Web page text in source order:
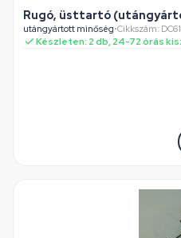
Rugó, üsttartó
utángyártott minőség•Cikkszám:
Készleten: 2 db, 24-72 órás